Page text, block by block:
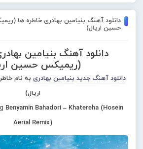
دانلود آهنگ بنیامین بهادری خاطره ها
حسین اریال)
دانلود آهنگ بنیامین
(ریمیکس حسین
دانلود آهنگ جدید بنیامین بهادری به نام
اریال)
Benyamin Bahadori – Khatereha (Hosein
Aerial Remix)